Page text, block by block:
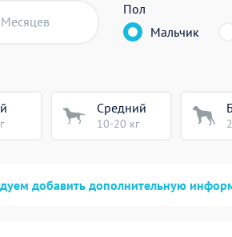
Месяцев
Пол
Мальчик
Средний
10-20 кг
добавить дополнительную